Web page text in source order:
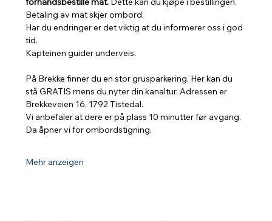
Betaling av mat skjer ombord.
Har du endringer er det viktig at du informerer oss i god
tid.
Kapteinen guider underveis.
På Brekke finner du en stor grusparkering. Her kan du
stå GRATIS mens du nyter din kanaltur. Adressen er
Brekkeveien 16, 1792 Tistedal.
Vi anbefaler at dere er på plass 10 minutter før avgang.
Da åpner vi for ombordstigning.
Mehr anzeigen